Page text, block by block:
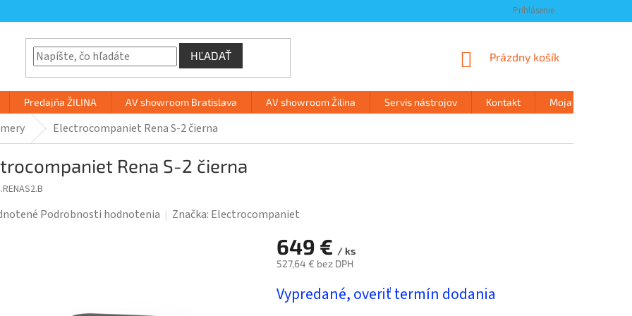
Prihlásenie
HĽADAŤ
NÁKUPNÝ
Prázdny košík
Predajňa ŽILINA AV showroom Bratislava AV showroom Žilina Servis nástrojov Kontakt Moja objednávka
Electrocompaniet Rena S-2 čierna
Rena S-2 čierna
Podrobnosti hodnotenia Značka: Electrocompaniet
649 € / ks
527,64 € bez DPH
cena:
Vypredané, overiť termín dodania